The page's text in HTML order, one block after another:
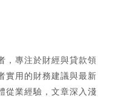
，專注於財經與貸款領
實用的財務建議與最新
從業經驗，文章深入淺